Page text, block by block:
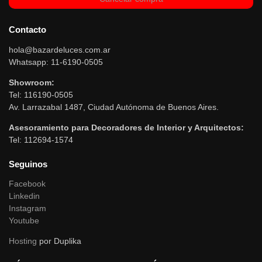
Contacto
hola@bazardeluces.com.ar
Whatsapp: 11-6190-0505
Showroom:
Tel: 116190-0505
Av. Larrazabal 1487, Ciudad Autónoma de Buenos Aires.
Asesoramiento para Decoradores de Interior y Arquitectos:
Tel: 112694-1574
Seguinos
Facebook
Linkedin
Instagram
Youtube
Hosting por Duplika